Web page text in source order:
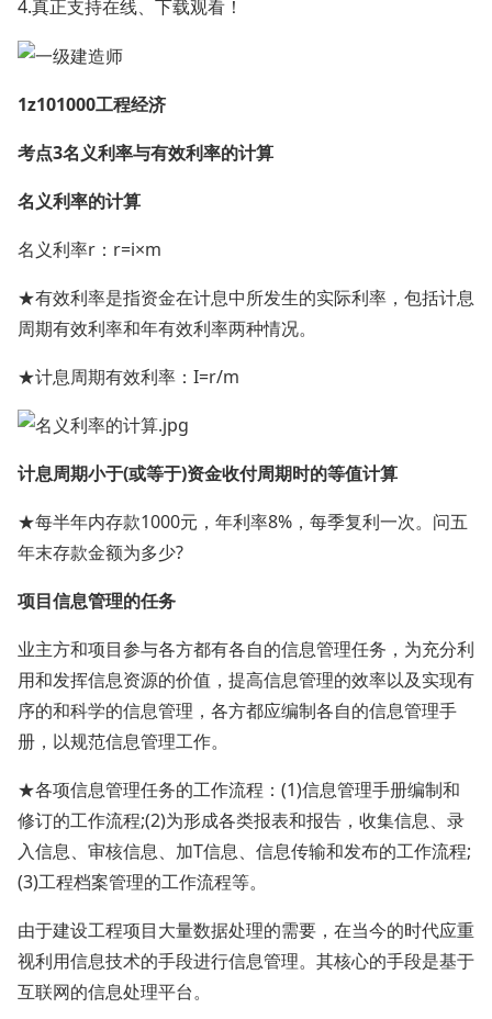
4.真正支持在线、下载观看！
1z101000工程经济
考点3名义利率与有效利率的计算
名义利率的计算
名义利率r：r=i×m
★有效利率是指资金在计息中所发生的实际利率，包括计息
周期有效利率和年有效利率两种情况。
★计息周期有效利率：I=r/m
计息周期小于(或等于)资金收付周期时的等值计算
★每半年内存款1000元，年利率8%，每季复利一次。问五
年末存款金额为多少?
项目信息管理的任务
业主方和项目参与各方都有各自的信息管理任务，为充分利
用和发挥信息资源的价值，提高信息管理的效率以及实现有
序的和科学的信息管理，各方都应编制各自的信息管理手
册，以规范信息管理工作。
★各项信息管理任务的工作流程：(1)信息管理手册编制和
修订的工作流程;(2)为形成各类报表和报告，收集信息、录
入信息、审核信息、加T信息、信息传输和发布的工作流程;
(3)工程档案管理的工作流程等。
由于建设工程项目大量数据处理的需要，在当今的时代应重
视利用信息技术的手段进行信息管理。其核心的手段是基于
互联网的信息处理平台。